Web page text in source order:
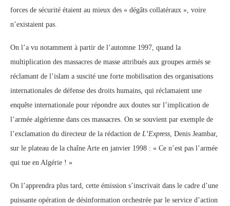
forces de sécurité étaient au mieux des « dégâts collatéraux », voire
n’existaient pas.
On l’a vu notamment à partir de l’automne 1997, quand la
multiplication des massacres de masse attribués aux groupes armés se
réclamant de l’islam a suscité une forte mobilisation des organisations
internationales de défense des droits humains, qui réclamaient une
enquête internationale pour répondre aux doutes sur l’implication de
l’armée algérienne dans ces massacres. On se souvient par exemple de
l’exclamation du directeur de la rédaction de L’Express , Denis Jeambar,
sur le plateau de la chaîne Arte en janvier 1998 : « Ce n’est pas l’armée
qui tue en Algérie ! »
On l’apprendra plus tard, cette émission s’inscrivait dans le cadre d’une
puissante opération de désinformation orchestrée par le service d’action